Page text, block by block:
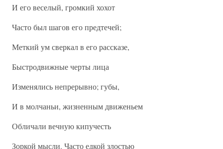
И его веселый, громкий хохот
Часто был шагов его предтечей;
Меткий ум сверкал в его рассказе,
Быстродвижные черты лица
Изменялись непрерывно; губы,
И в молчаньи, жизненным движеньем
Обличали вечную кипучесть
Зоркой мысли. Часто едкой злостью